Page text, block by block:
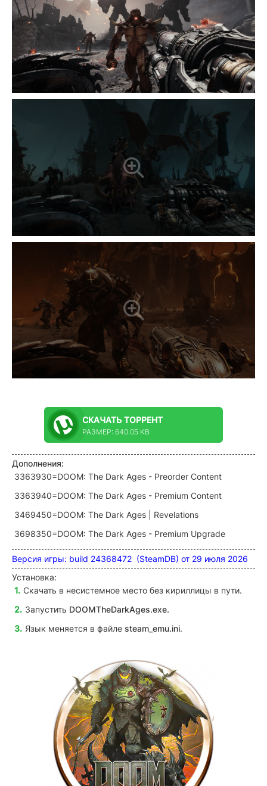
СКАЧАТЬ ТОРРЕНТ
РАЗМЕР: 640.05 KB
Дополнения:
3363930=DOOM: The Dark Ages - Preorder Content
3363940=DOOM: The Dark Ages - Premium Content
3469450=DOOM: The Dark Ages | Revelations
3698350=DOOM: The Dark Ages - Premium Upgrade
Версия игры: build 24368472 (SteamDB) от 29 июля 2026
Установка:
Скачать в несистемное место без кириллицы в пути.
Запустить DOOMTheDarkAges.exe.
Язык меняется в файле steam_emu.ini.